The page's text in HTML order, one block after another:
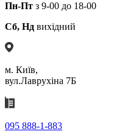
Пн-Пт з 9-00 до 18-00
Сб, Нд вихідний
м. Київ,
вул.Лаврухіна 7Б
095 888-1-883